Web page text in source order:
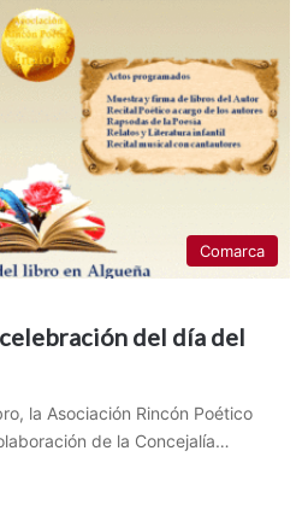
Comarca
del día del
la Asociación Rincón Poético
de la Concejalía…